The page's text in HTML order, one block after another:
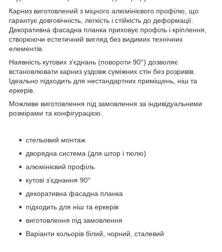
Карниз виготовлений з міцного алюмінієвого профілю, що
гарантує довговічність, легкість і стійкість до деформації.
Декоративна фасадна планка приховує профіль і кріплення,
створюючи естетичний вигляд без видимих технічних
елементів.
Наявність кутових з’єднань (повороти 90°) дозволяє
встановлювати карниз уздовж суміжних стін без розривів.
Ідеально підходить для нестандартних приміщень, ніш та
еркерів.
Можливе виготовлення під замовлення за індивідуальними
розмірами та конфігурацією.
стельовий монтаж
дворядна система (для штор і тюлю)
алюмінієвий профіль
кутові з’єднання 90°
декоративна фасадна планка
підходить для ніш та еркерів
виготовлення під замовлення
Варіанти кольорів білий, чорний, сталевий